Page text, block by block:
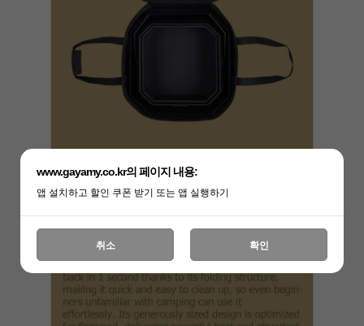
www.gayamy.co.kr의 페이지 내용:
앱 설치하고 할인 쿠폰 받기 또는 앱 실행하기
취소 확인